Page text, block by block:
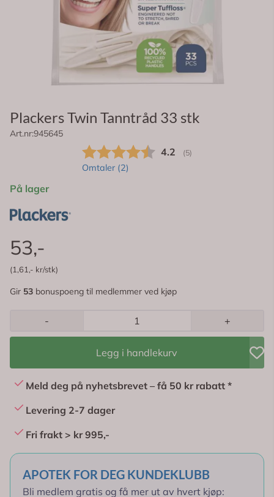
Plackers Twin Tanntråd 33 stk
Art.nr:945645
53,-
bonuspoeng til medlemmer ved kjøp
-
Legg i handlekurv
Meld deg på nyhetsbrevet – få 50 kr rabatt *
Levering 2-7 dager
APOTEK FOR DEG KUNDEKLUBB
✓
Bonuspoeng på alle kjøp